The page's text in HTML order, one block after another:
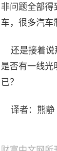
非问题全部得
车，很多汽车
还是接着说
是否有一线光
已？
译者：熊静